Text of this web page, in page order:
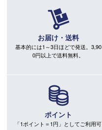
お届け・送料
基本的には1～3日ほどで発送。3,90
0円以上で送料無料。
ポイント
「1ポイント＝1円」としてご利用可